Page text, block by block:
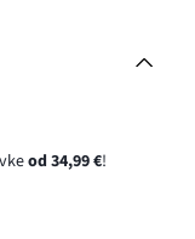
od 34,99 €!